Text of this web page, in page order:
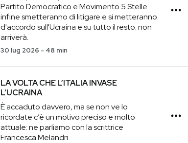
Partito Democratico e Movimento 5 Stelle
infine smetteranno di litigare e si metteranno
d'accordo sull'Ucraina e su tutto il resto: non
arriverà.
30 lug 2026 - 48 min
LA VOLTA CHE L’ITALIA INVASE
L’UCRAINA
È accaduto davvero, ma se non ve lo
ricordate c’è un motivo preciso e molto
attuale: ne parliamo con la scrittrice
Francesca Melandri